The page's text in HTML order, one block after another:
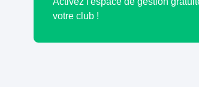
votre club !